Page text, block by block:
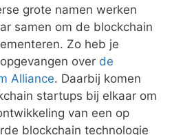
grote namen werken
samen om de blockchain
Zo heb je
over de
Alliance. Daarbij komen
startups bij elkaar om
van een op
blockchain technologie